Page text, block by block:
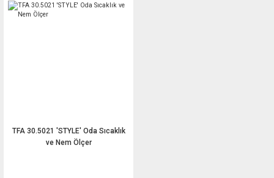
TFA 30.5021 'STYLE' Oda Sıcaklık
ve Nem Ölçer